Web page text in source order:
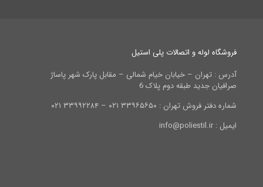
فروشگاه لوله و اتصالات پلی استیل
آدرس : تهران – خیابان خیام شمالی – مقابل پارک شهر پاساژ
صرافیان جدید طبقه دوم پلاک 6
شماره دفتر فروش تهران : ۳۳۹۶۵۶۵۰ ۰۲۱ – ۳۳۹۹۲۲۸۴ ۰۲۱
ایمیل : info@poliestil.ir